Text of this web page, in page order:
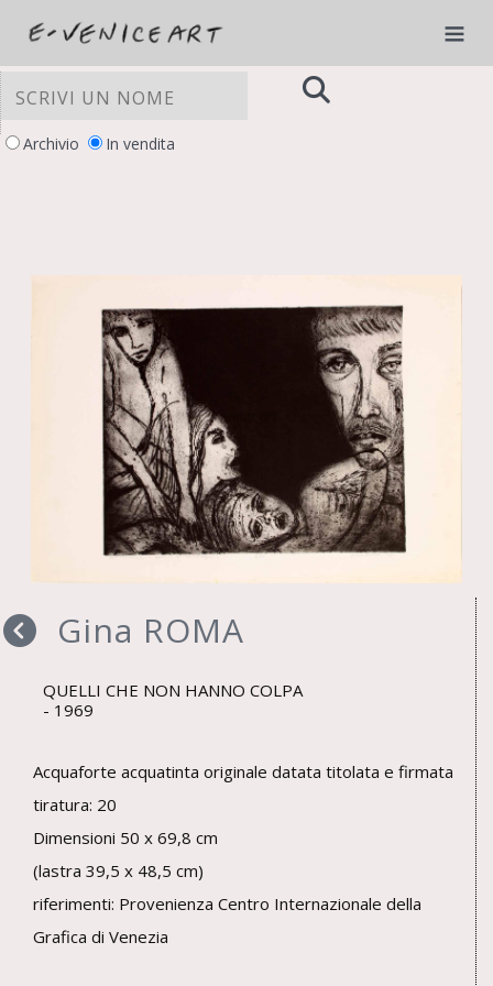
Archivio In vendita
Gina ROMA
QUELLI CHE NON HANNO COLPA
1969
Acquaforte acquatinta originale datata titolata e firmata
tiratura: 20
Dimensioni 50 x 69,8 cm
(lastra 39,5 x 48,5 cm)
riferimenti: Provenienza Centro Internazionale della
Grafica di Venezia